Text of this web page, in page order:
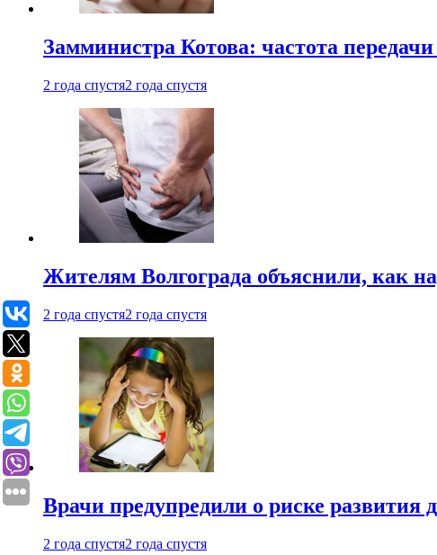
Замминистра Котова: частота
2 года спустя2 года спустя
Жителям Волгограда объяснили, как
2 года спустя2 года спустя
Врачи предупредили о риске развития
2 года спустя2 года спустя